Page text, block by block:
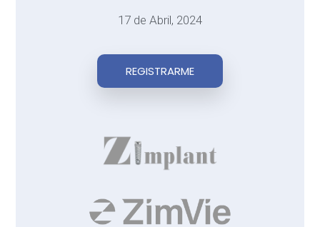
17 de Abril, 2024
REGISTRARME